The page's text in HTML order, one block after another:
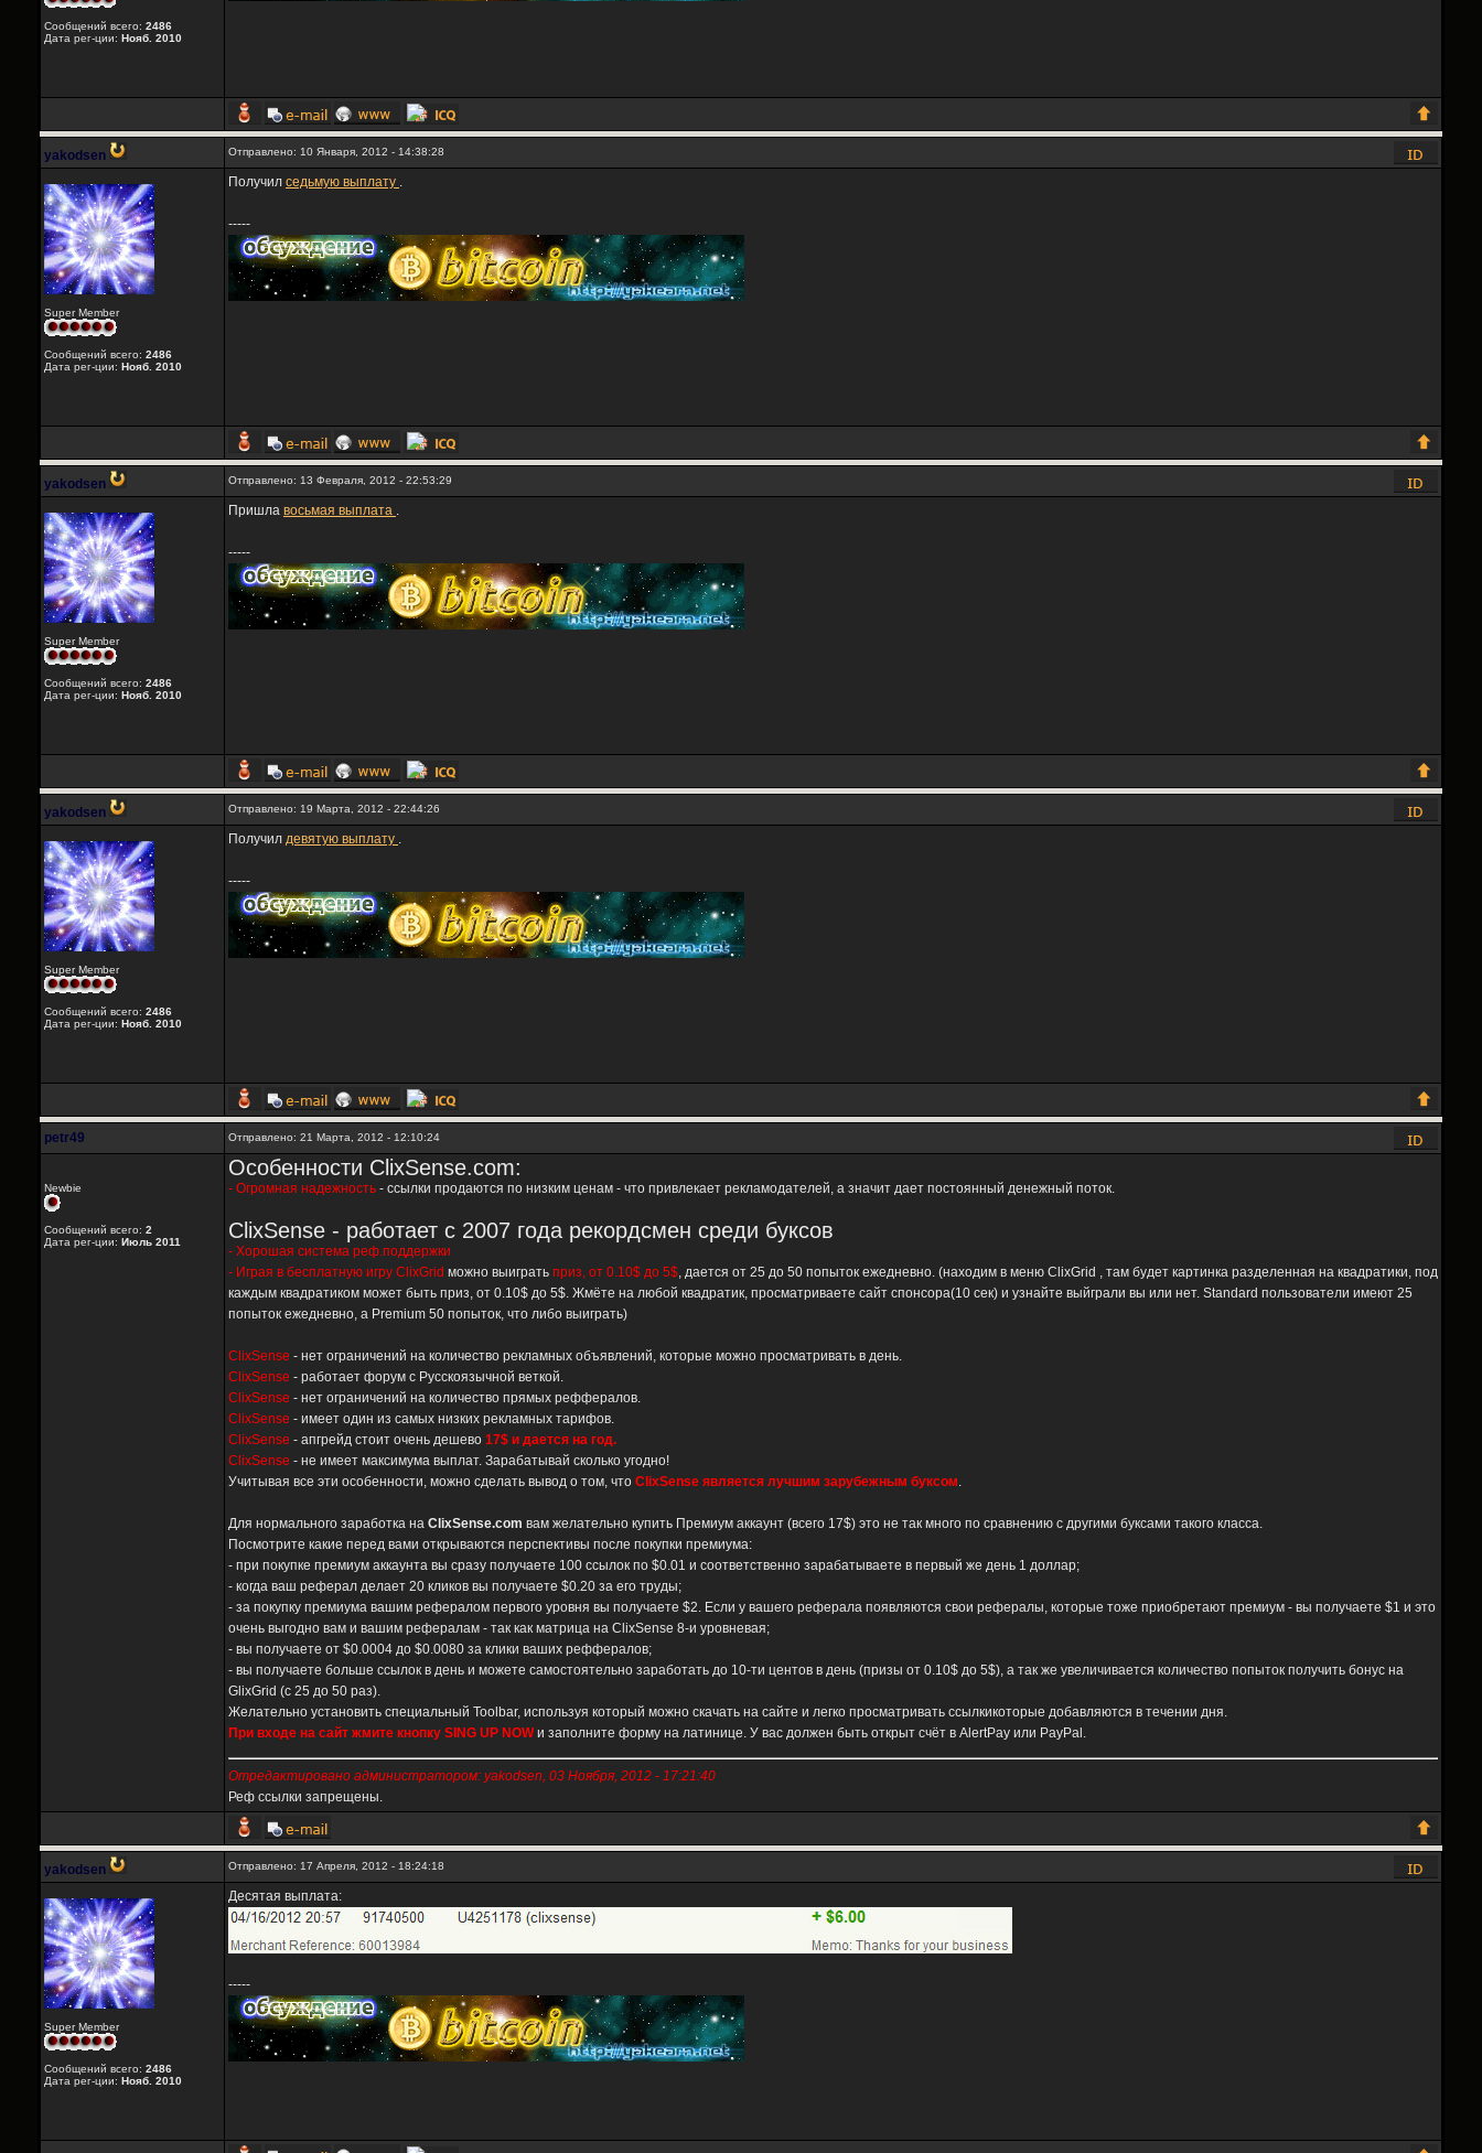
Сообщений всего: 2486
Дата рег-ции: Нояб. 2010
yakodsen Отправлено: 10 Января, 2012 - 14:38:28
Super Member
Сообщений всего: 2486
Дата рег-ции: Нояб. 2010
Получил седьмую выплату .
-----
yakodsen Отправлено: 13 Февраля, 2012 - 22:53:29
Super Member
Сообщений всего: 2486
Дата рег-ции: Нояб. 2010
Пришла восьмая выплата .
-----
yakodsen Отправлено: 19 Марта, 2012 - 22:44:26
Super Member
Сообщений всего: 2486
Дата рег-ции: Нояб. 2010
Получил девятую выплату .
-----
petr49 Отправлено: 21 Марта, 2012 - 12:10:24
Newbie
Сообщений всего: 2
Дата рег-ции: Июль 2011
Особенности ClixSense.com:
- Огромная надежность - ссылки продаются по низким ценам - что привлекает рекламодателей, а значит дает постоянный денежный поток.
ClixSense - работает с 2007 года рекордсмен среди буксов
- Хорошая система реф.поддержки
- Играя в бесплатную игру ClixGrid можно выиграть приз, от 0.10$ до 5$, дается от 25 до 50 попыток ежедневно. (находим в меню ClixGrid , там будет картинка разделенная на квадратики, под
каждым квадратиком может быть приз, от 0.10$ до 5$. Жмёте на любой квадратик, просматриваете сайт спонсора(10 сек) и узнайте выйграли вы или нет. Standard пользователи имеют 25
попыток ежедневно, а Premium 50 попыток, что либо выиграть)
ClixSense - нет ограничений на количество рекламных объявлений, которые можно просматривать в день.
ClixSense - работает форум с Русскоязычной веткой.
ClixSense - нет ограничений на количество прямых реффералов.
ClixSense - имеет один из самых низких рекламных тарифов.
ClixSense - апгрейд стоит очень дешево 17$ и дается на год.
ClixSense - не имеет максимума выплат. Зарабатывай сколько угодно!
Учитывая все эти особенности, можно сделать вывод о том, что ClixSense является лучшим зарубежным буксом.
Для нормального заработка на ClixSense.com вам желательно купить Премиум аккаунт (всего 17$) это не так много по сравнению с другими буксами такого класса.
Посмотрите какие перед вами открываются перспективы после покупки премиума:
- при покупке премиум аккаунта вы сразу получаете 100 ссылок по $0.01 и соответственно зарабатываете в первый же день 1 доллар;
- когда ваш реферал делает 20 кликов вы получаете $0.20 за его труды;
- за покупку премиума вашим рефералом первого уровня вы получаете $2. Если у вашего реферала появляются свои рефералы, которые тоже приобретают премиум - вы получаете $1 и это
очень выгодно вам и вашим рефералам - так как матрица на ClixSense 8-и уровневая;
- вы получаете от $0.0004 до $0.0080 за клики ваших реффералов;
- вы получаете больше ссылок в день и можете самостоятельно заработать до 10-ти центов в день (призы от 0.10$ до 5$), а так же увеличивается количество попыток получить бонус на
GlixGrid (с 25 до 50 раз).
Желательно установить специальный Toolbar, используя который можно скачать на сайте и легко просматривать ссылкикоторые добавляются в течении дня.
При входе на сайт жмите кнопку SING UP NOWи заполните форму на латинице. У вас должен быть открыт счёт в AlertPay или PayPal.
Отредактировано администратором: yakodsen, 03 Ноября, 2012 - 17:21:40
Реф ссылки запрещены.
yakodsen Отправлено: 17 Апреля, 2012 - 18:24:18
Super Member
Сообщений всего: 2486
Дата рег-ции: Нояб. 2010
Десятая выплата:
-----